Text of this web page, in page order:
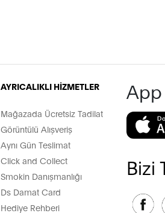
AYRICALIKLI HİZMETLER
Mağazada Ücretsiz Tadilat
Görüntülü Alışveriş
Aynı Gün Teslimat
Click and Collect
Smokin Danışmanlığı
Ds Damat Card
Hediye Rehberi
Bizi